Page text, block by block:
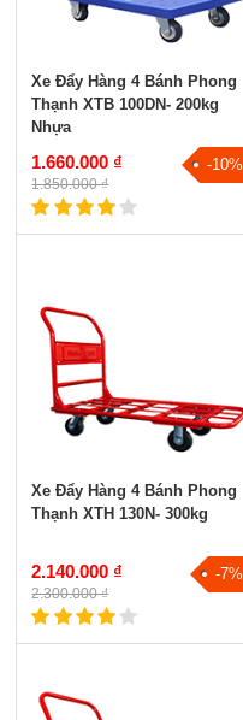
Xe Đẩy Hàng 4 Bánh Phong
Thạnh XTB 100DN- 200kg
Nhựa
1.660.000 ₫
1.850.000 ₫
-10%
Xe Đẩy Hàng 4 Bánh Phong
Thạnh XTH 130N- 300kg
2.140.000 ₫
2.300.000 ₫
-7%